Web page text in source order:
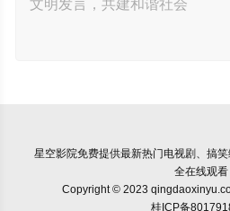
星空影院免费提供最新热门电视剧、搞
全在线观看
Copyright © 2023
桂ICP备